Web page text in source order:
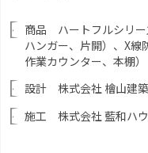
商品 ハートフルシリー
ハンガー、片開）、X線
作業カウンター、本棚）
設計 株式会社 檜山建
施工 株式会社 藍和ハ